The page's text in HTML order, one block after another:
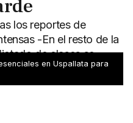
los reportes de
-En el resto de la
de clases se
en Uspallata para